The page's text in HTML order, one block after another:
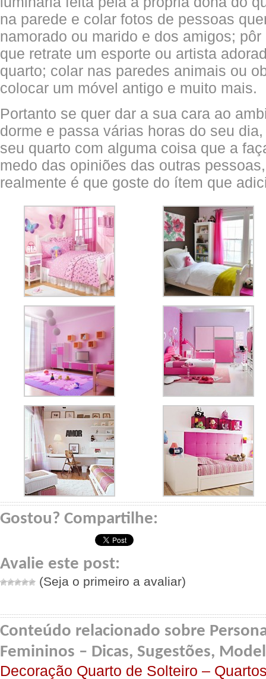
na parede e colar fotos de pessoas
namorado ou marido e dos amigos;
que retrate um esporte ou artista
quarto; colar nas paredes animais ou
colocar um móvel antigo e muito mais.
Portanto se quer dar a sua cara ao
dorme e passa várias horas do seu
seu quarto com alguma coisa que a
medo das opiniões das outras
realmente é que goste do ítem que
Gostou? Compartilhe:
Avalie este post:
(Seja o primeiro a avaliar)
Conteúdo relacionado sobre
Femininos – Dicas, Sugestões,
Decoração Quarto de Solteiro –